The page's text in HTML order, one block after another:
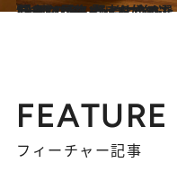
2024.2.13
「うつわ集め」を始めたい人必見！ 賢者に学ぶ、暮らしにフィットする “出番の多いうつわ”の選び方
ライフスタイル
FEATURE
フィーチャー記事